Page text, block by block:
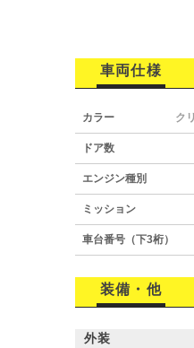
車両仕様
カラー ク
ドア数
エンジン種別
ミッション
車台番号（下3桁）
装備・他
外装